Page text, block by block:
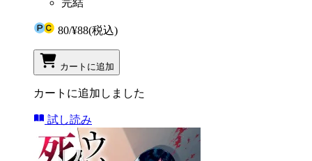
80/¥88(税込)
カートに追加
カートに追加しました
試し読み